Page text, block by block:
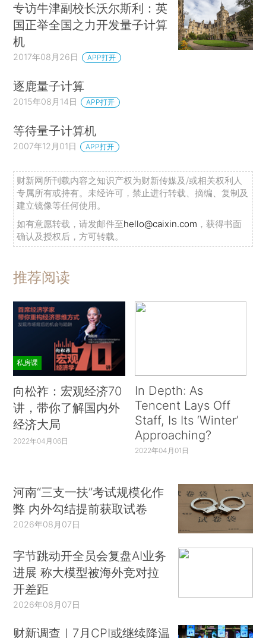
专访牛津副校长沃尔斯利：英
国正举全国之力开发量子计算
机
2017年08月26日 APP打开
逐鹿量子计算
2015年08月14日 APP打开
等待量子计算机
2007年12月01日 APP打开
财新网所刊载内容之知识产权为财新传媒及/或相关权利人
专属所有或持有。未经许可，禁止进行转载、摘编、复制及
建立镜像等任何使用。
如有意愿转载，请发邮件至hello@caixin.com ，获得书面
确认及授权后，方可转载。
推荐阅读
私房课
向松祚：宏观经济70
讲，带你了解国内外
经济大局
2022年04月06日
In Depth: As
Tencent Lays Off
Staff, Is Its ‘Winter’
Approaching?
2022年04月01日
河南“三支一扶”考试规模化作
弊 内外勾结提前获取试卷
2026年08月07日
字节跳动开全员会复盘AI业务
进展 称大模型被海外竞对拉
开差距
2026年08月07日
财新调查｜7月CPI或继续降温